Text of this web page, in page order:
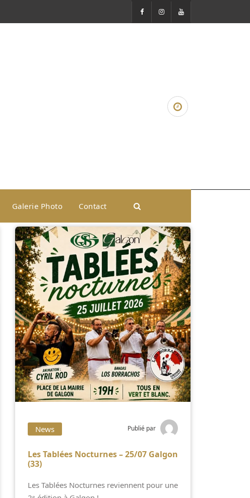
Galerie Photo Contact
News Publié par
Les Tablées Nocturnes – 25/07 Galgon
(33)
Les Tablées Nocturnes reviennent pour une